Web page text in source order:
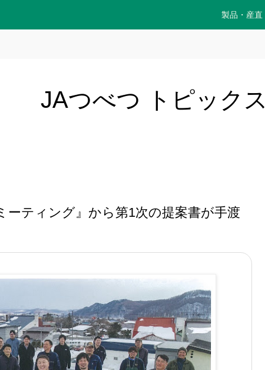
製品・産直
JAつべつ トピックス
ーティング』から第1次の提案書が手渡